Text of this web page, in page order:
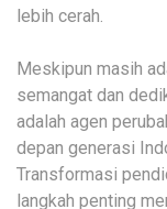
lebih cerah.
Meskipun masih
semangat dan
adalah agen
depan generasi
Transformasi
langkah penting